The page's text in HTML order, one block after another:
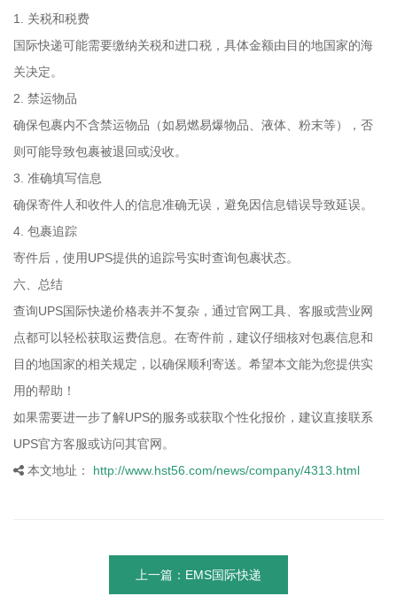
1. 关税和税费
国际快递可能需要缴纳关税和进口税，具体金额由目的地国家的海
关决定。
2. 禁运物品
确保包裹内不含禁运物品（如易燃易爆物品、液体、粉末等），否
则可能导致包裹被退回或没收。
3. 准确填写信息
确保寄件人和收件人的信息准确无误，避免因信息错误导致延误。
4. 包裹追踪
寄件后，使用UPS提供的追踪号实时查询包裹状态。
六、总结
查询UPS国际快递价格表并不复杂，通过官网工具、客服或营业网
点都可以轻松获取运费信息。在寄件前，建议仔细核对包裹信息和
目的地国家的相关规定，以确保顺利寄送。希望本文能为您提供实
用的帮助！
如果需要进一步了解UPS的服务或获取个性化报价，建议直接联系
UPS官方客服或访问其官网。
本文地址：
http://www.hst56.com/news/company/4313.html
上一篇：EMS国际快递